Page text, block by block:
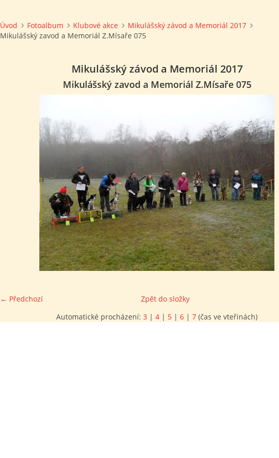
Úvod Fotoalbum Klubové akce
Mikulášský závod a Memoriál 2017
Mikulášský zavod a Memoriál Z.Mísaře 075
Mikulášský závod a Memoriál 2017
Mikulášský zavod a Memoriál Z.Mísaře 075
← Předchozí
Zpět do složky
Automatické procházení: 3 | 4 | 5 | 6 | 7 (čas ve vteřinách)